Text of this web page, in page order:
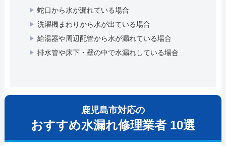
蛇口から水が漏れている場合
洗濯機まわりから水が出ている場合
給湯器や周辺配管から水が漏れている場合
排水管や床下・壁の中で水漏れしている場合
鹿児島市対応の
おすすめ水漏れ修理業者 10選